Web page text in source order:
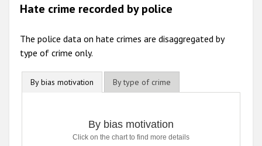
Hate crime recorded by police
The police data on hate crimes are disaggregated by
type of crime only.
By bias motivation By type of crime
By bias motivation
Click on the chart to find more details